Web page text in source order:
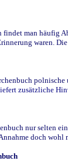
findet man häufig
waren.
polnische
zusätzliche
nur selten
doch